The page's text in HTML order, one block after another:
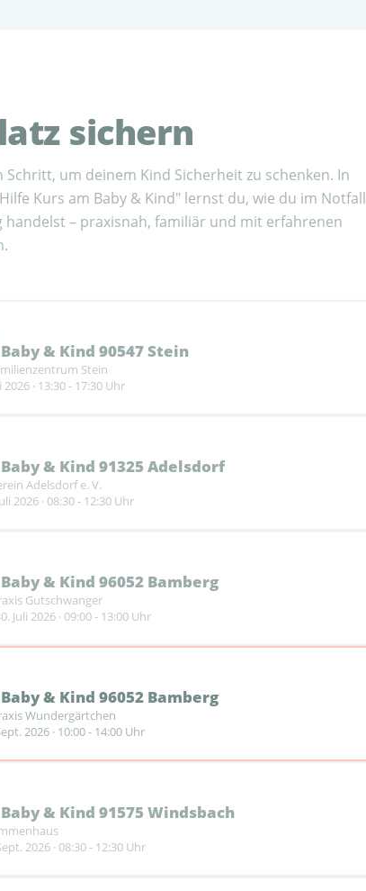
sichern
Schritt, um deinem Kind Sicherheit zu schenken. In
Kurs am Baby & Kind" lernst du, wie du im Notfall
– praxisnah, familiär und mit erfahrenen
& Kind 90547 Stein
Stein
· 13:30 - 17:30 Uhr
& Kind 91325 Adelsdorf
Adelsdorf e. V.
2026 · 08:30 - 12:30 Uhr
& Kind 96052 Bamberg
Gutschwanger
Juli 2026 · 09:00 - 13:00 Uhr
& Kind 96052 Bamberg
Wundergärtchen
2026 · 10:00 - 14:00 Uhr
& Kind 91575 Windsbach
2026 · 08:30 - 12:30 Uhr